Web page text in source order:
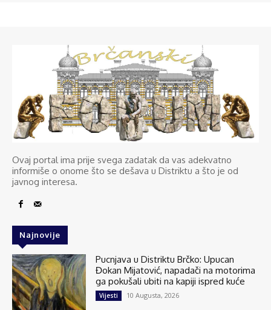
Ovaj portal ima prije svega zadatak da vas adekvatno
informiše o onome što se dešava u Distriktu a što je od
javnog interesa.
Najnovije
Pucnjava u Distriktu Brčko: Upucan
Đokan Mijatović, napadači na motorima
ga pokušali ubiti na kapiji ispred kuće
Vijesti 10 Augusta, 2026